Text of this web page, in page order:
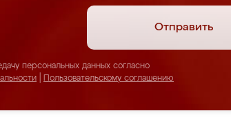
Отправить
персональных данных согласно
Пользовательскому соглашению